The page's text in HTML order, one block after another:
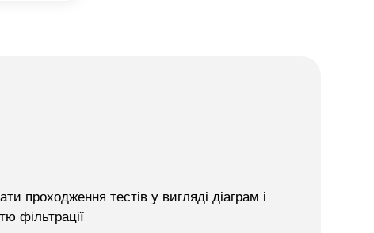
проходження тестів у вигляді діаграм і
фільтрації